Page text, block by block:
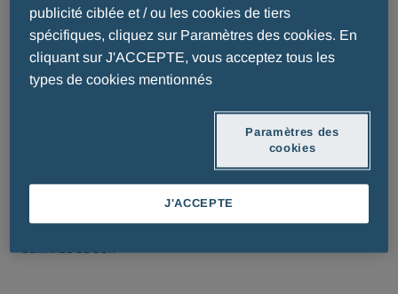
Explorez ces pages pour en apprendre
davantage sur notre implication dans la société et
sur la manière dont nous vivons nos principes au
QUALITÉ DE L'INFORMATION PROMOTIONNELLE
PROGRAMME ANTICORRUPTION
ENGAGEMENT SOCIÉTAL
DEMANDE DE DON
publicité ciblée et / ou les cookies de tiers
spécifiques, cliquez sur Paramètres des cookies. En
cliquant sur J'ACCEPTE, vous acceptez tous les
types de cookies mentionnés
Paramètres des
cookies
J'ACCEPTE